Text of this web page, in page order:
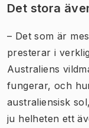
Det stora
– Det som är
presterar i
Australiens
fungerar, och
australiensisk
ju helheten ett